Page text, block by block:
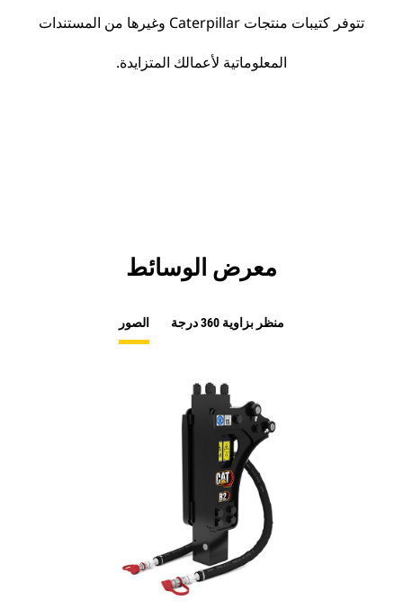
تتوفر كتيبات منتجات Caterpillar وغيرها من المستندات
المعلوماتية لأعمالك المتزايدة.
معرض الوسائط
الصور منظر بزاوية 360 درجة